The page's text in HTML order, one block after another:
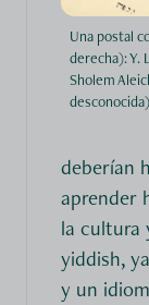
Una postal
derecha): Y.
Sholem
deberían
aprender
la cultura
yiddish,
y un